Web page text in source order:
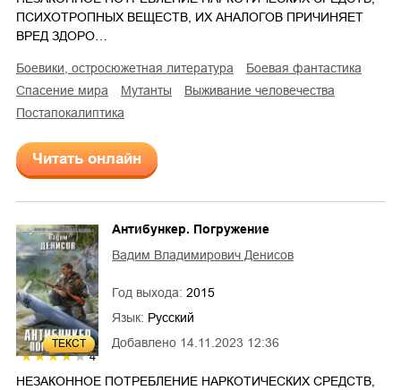
ПСИХОТРОПНЫХ ВЕЩЕСТВ, ИХ АНАЛОГОВ ПРИЧИНЯЕТ
ВРЕД ЗДОРО…
боевики, остросюжетная литература
боевая фантастика
спасение мира
мутанты
выживание человечества
постапокалиптика
Читать онлайн
ТЕКСТ
4
Добавлено 14.11.2023 12:36
Антибункер. Погружение
Вадим Владимирович Денисов
Год выхода: 2015
Язык: Русский
НЕЗАКОННОЕ ПОТРЕБЛЕНИЕ НАРКОТИЧЕСКИХ СРЕДСТВ,